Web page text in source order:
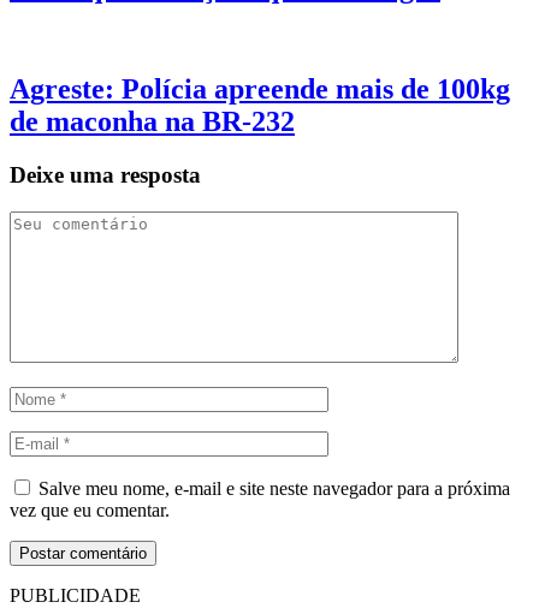
Agreste: Polícia apreende mais de 100kg
de maconha na BR-232
Deixe uma resposta
Salve meu nome, e-mail e site neste navegador para a próxima
vez que eu comentar.
PUBLICIDADE